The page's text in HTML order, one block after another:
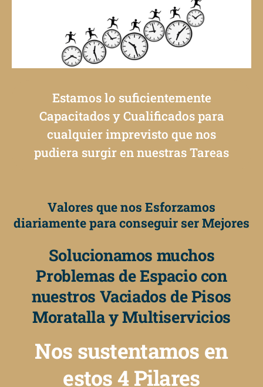
Estamos lo suficientemente
Capacitados y Cualificados para
cualquier imprevisto que nos
pudiera surgir en nuestras Tareas
Valores que nos Esforzamos
diariamente para conseguir ser Mejores
Solucionamos muchos
Problemas de Espacio con
nuestros Vaciados de Pisos
Moratalla y Multiservicios
Nos sustentamos en
estos 4 Pilares